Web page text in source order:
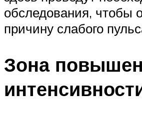
обследования, чтобы
причину слабого
Зона